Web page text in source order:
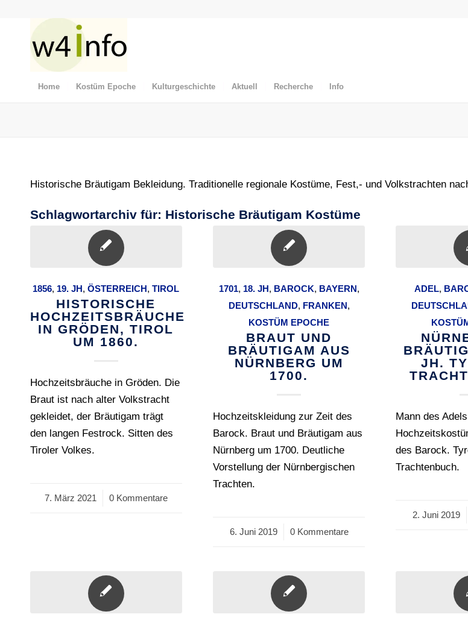
Home Kostüm Epoche Kulturgeschichte Aktuell Recherche Info
Historische Bräutigam Bekleidung. Traditionelle regionale Kostüme, Fest,- und Volkstrachten
Schlagwortarchiv für: Historische Bräutigam Kostüme
1856, 19. JH,ÖSTERREICH,TIROL
HISTORISCHE
HOCHZEITSBRÄUCHE
IN GRÖDEN, TIROL
UM 1860.
Hochzeitsbräuche in Gröden. Die
Braut ist nach alter Volkstracht
gekleidet, der Bräutigam trägt
den langen Festrock. Sitten des
Tiroler Volkes.
7. März 2021
/ 0 Kommentare
1701, 18. JH, BAROCK, BAYERN,
DEUTSCHLAND, FRANKEN,
KOSTÜM EPOCHE
BRAUT UND
BRÄUTIGAM AUS
NÜRNBERG UM
1700.
Hochzeitskleidung zur Zeit des
Barock. Braut und Bräutigam aus
Nürnberg um 1700. Deutliche
Vorstellung der Nürnbergischen
Trachten.
6. Juni 2019
/ 0 Kommentare
ADEL,
JH.
Mann des
des Barock.
Trachtenbuch.
2. Juni 2019
/